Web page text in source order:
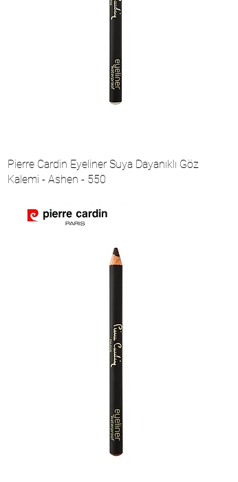
Pierre Cardin Eyeliner Suya Dayanıklı Göz
Kalemi - Ashen - 550